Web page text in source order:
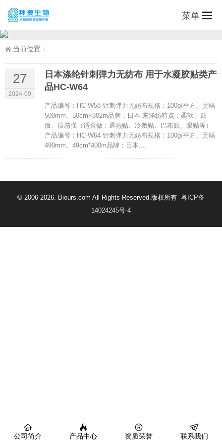
菜单
当前位置：
27
2024-09
日本涤纶针刺弹力无纺布 用于水凝胶贴类产
品HC-W64
产品编号：HC-W58 针刺弹力无妨布规格：100g/平方、宽幅
500mm、50cm×302m品牌：日本.东洋纺特点：柔软、贴
服、质感强（适合做：退热贴、冷敷贴、巴布贴、眼贴等）
产品编号：HC-W64 针刺弹力无妨布规格：100g/平方、宽幅
490mm、49cm*400m品牌：日本....
© 2006-2026. Biours.com All Rights Reserved.版权所有 粤ICP备
14024245号-4
公司简介 产品中心 资质荣誉 联系我们